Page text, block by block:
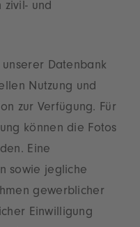
und
Datenbank
Nutzung und
zur Verfügung. Für
können die Fotos
Eine
sowie jegliche
gewerblicher
Einwilligung